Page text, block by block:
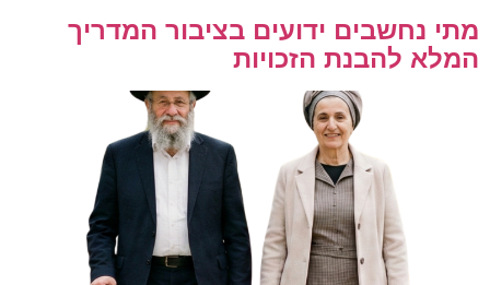
מתי נחשבים ידועים בציבור המדריך
המלא להבנת הזכויות